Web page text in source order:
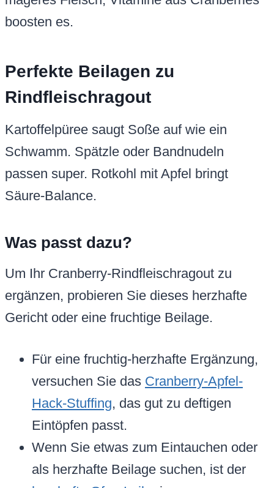
boosten es.
Perfekte Beilagen zu
Rindfleischragout
Kartoffelpüree saugt Soße auf wie ein
Schwamm. Spätzle oder Bandnudeln
passen super. Rotkohl mit Apfel bringt
Säure-Balance.
Was passt dazu?
Um Ihr Cranberry-Rindfleischragout zu
ergänzen, probieren Sie dieses herzhafte
Gericht oder eine fruchtige Beilage.
Für eine fruchtig-herzhafte Ergänzung,
versuchen Sie das Cranberry-Apfel-
Hack-Stuffing, das gut zu deftigen
Eintöpfen passt.
Wenn Sie etwas zum Eintauchen oder
als herzhafte Beilage suchen, ist der